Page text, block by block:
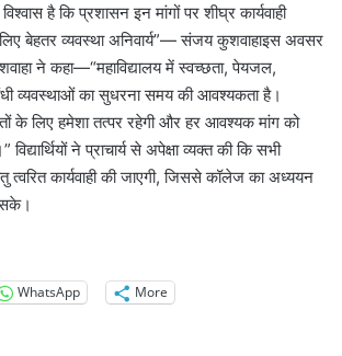
है कि प्रशासन इन मांगों पर शीघ्र कार्यवाही
बेहतर व्यवस्था अनिवार्य”— संजय कुशवाहाइस अवसर
ने कहा—“महाविद्यालय में स्वच्छता, पेयजल,
व्यवस्थाओं का सुधरना समय की आवश्यकता है।
के लिए हमेशा तत्पर रहेगी और हर आवश्यक मांग को
ने प्राचार्य से अपेक्षा व्यक्त की कि सभी
कार्यवाही की जाएगी, जिससे कॉलेज का अध्ययन
सके।
WhatsApp
More